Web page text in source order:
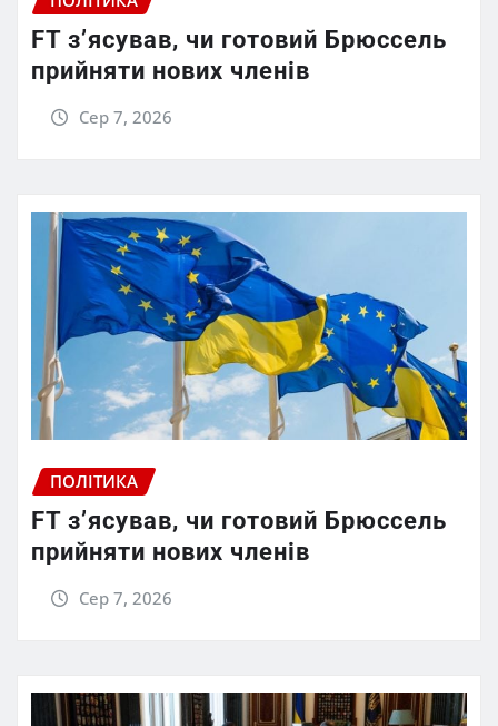
FT зʼясував, чи готовий Брюссель
прийняти нових членів
Сер 7, 2026
ПОЛІТИКА
FT зʼясував, чи готовий Брюссель
прийняти нових членів
Сер 7, 2026